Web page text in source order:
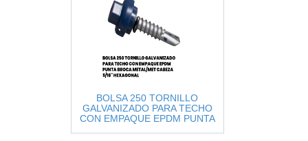
BOLSA 250 TORNILLO
GALVANIZADO PARA TECHO
CON EMPAQUE EPDM PUNTA